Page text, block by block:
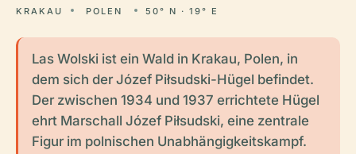
KRAKAU POLEN 50° N · 19° E
Las Wolski ist ein Wald in Krakau, Polen, in
dem sich der Józef Piłsudski-Hügel befindet.
Der zwischen 1934 und 1937 errichtete Hügel
ehrt Marschall Józef Piłsudski, eine zentrale
Figur im polnischen Unabhängigkeitskampf.